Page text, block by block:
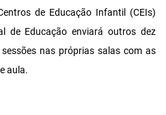
de Educação Infantil (CEIs)
de Educação enviará outros dez
nas próprias salas com as
aula.